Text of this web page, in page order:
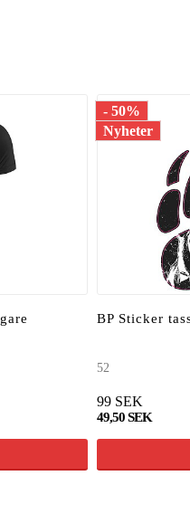
- 50%
Nyheter
BP Sticker
52
99 SEK
49,50 SEK